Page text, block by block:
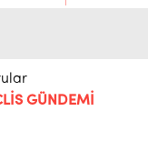
GÜNDEMİ